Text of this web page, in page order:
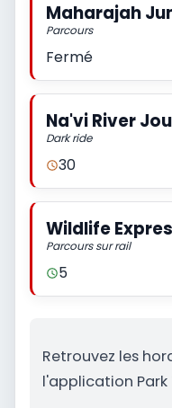
Maharajah
Parcours
Fermé
Na'vi River
Dark ride
30
Wildlife
Parcours sur rail
5
Retrouvez les
l'application Park